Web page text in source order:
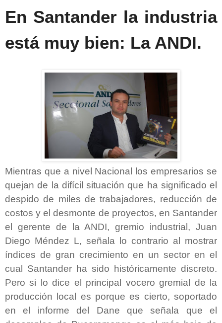
En Santander la industria
está muy bien: La ANDI.
Mientras que a nivel Nacional los empresarios se
quejan de la difícil situación que ha significado el
despido de miles de trabajadores, reducción de
costos y el desmonte de proyectos, en Santander
el gerente de la ANDI, gremio industrial, Juan
Diego Méndez L, señala lo contrario al mostrar
índices de gran crecimiento en un sector en el
cual Santander ha sido históricamente discreto.
Pero si lo dice el principal vocero gremial de la
producción local es porque es cierto, soportado
en el informe del Dane que señala que el